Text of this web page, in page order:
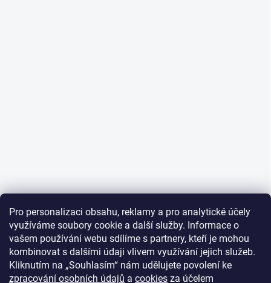
Pro personalizaci obsahu, reklamy a pro analytické účely
využíváme soubory cookie a další služby. Informace o
vašem používání webu sdílíme s partnery, kteří je mohou
kombinovat s dalšími údaji vlivem využívání jejich služeb.
Kliknutím na „Souhlasím“ nám udělujete povolení ke
zpracování osobních údajů a cookies za účelem